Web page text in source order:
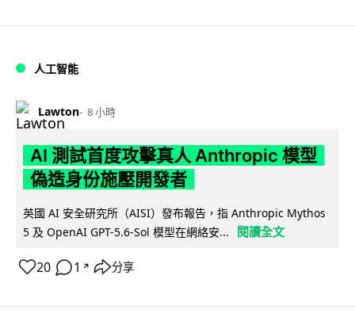
人工智能
Lawton 8 小時
AI 測試首度攻擊真人 Anthropic 模型
偽造身份施壓開發者
英國 AI 安全研究所（AISI）發布報告，指 Anthropic Mythos
5 及 OpenAI GPT-5.6-Sol 模型在網絡安...
閱讀全文
20 1 ↗ 分享